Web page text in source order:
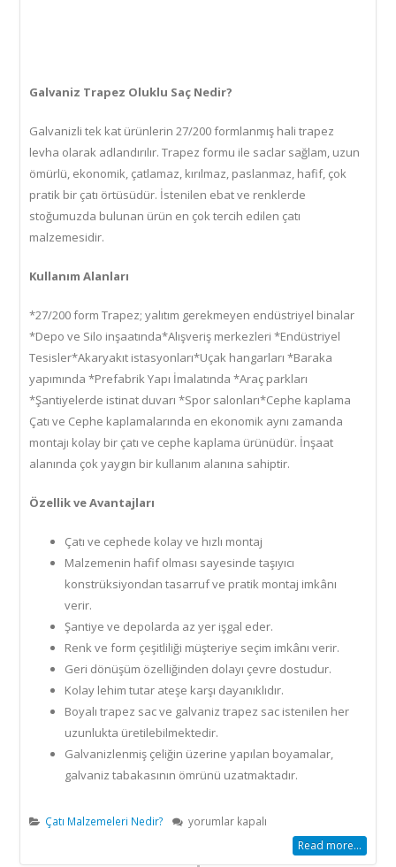
Galvaniz Trapez Oluklu Saç Nedir?
Galvanizli tek kat ürünlerin 27/200 formlanmış hali trapez
levha olarak adlandırılır. Trapez formu ile saclar sağlam, uzun
ömürlü, ekonomik, çatlamaz, kırılmaz, paslanmaz, hafif, çok
pratik bir çatı örtüsüdür. İstenilen ebat ve renklerde
stoğumuzda bulunan ürün en çok tercih edilen çatı
malzemesidir.
Kullanım Alanları
*27/200 form Trapez; yalıtım gerekmeyen endüstriyel binalar
*Depo ve Silo inşaatında*Alışveriş merkezleri *Endüstriyel
Tesisler*Akaryakıt istasyonları*Uçak hangarları *Baraka
yapımında *Prefabrik Yapı İmalatında *Araç parkları
*Şantiyelerde istinat duvarı *Spor salonları*Cephe kaplama
Çatı ve Cephe kaplamalarında en ekonomik aynı zamanda
montajı kolay bir çatı ve cephe kaplama ürünüdür. İnşaat
alanında çok yaygın bir kullanım alanına sahiptir.
Özellik ve Avantajları
Çatı ve cephede kolay ve hızlı montaj
Malzemenin hafif olması sayesinde taşıyıcı
konstrüksiyondan tasarruf ve pratik montaj imkânı
verir.
Şantiye ve depolarda az yer işgal eder.
Renk ve form çeşitliliği müşteriye seçim imkânı verir.
Geri dönüşüm özelliğinden dolayı çevre dostudur.
Kolay lehim tutar ateşe karşı dayanıklıdır.
Boyalı trapez sac ve galvaniz trapez sac istenilen her
uzunlukta üretilebilmektedir.
Galvanizlenmiş çeliğin üzerine yapılan boyamalar,
galvaniz tabakasının ömrünü uzatmaktadır.
Çatı Malzemeleri Nedir?
Galvaniz
yorumlar kapalı
Read more...